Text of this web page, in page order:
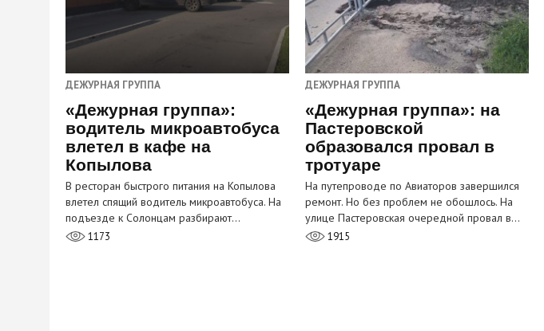
ДЕЖУРНАЯ ГРУППА
«Дежурная группа»:
водитель микроавтобуса
влетел в кафе на
Копылова
В ресторан быстрого питания на Копылова
влетел спящий водитель микроавтобуса. На
подъезде к Солонцам разбирают…
1173
ДЕЖУРНАЯ ГРУППА
«Дежурная группа»: на
Пастеровской
образовался провал в
тротуаре
На путепроводе по Авиаторов завершился
ремонт. Но без проблем не обошлось. На
улице Пастеровская очередной провал в…
1915